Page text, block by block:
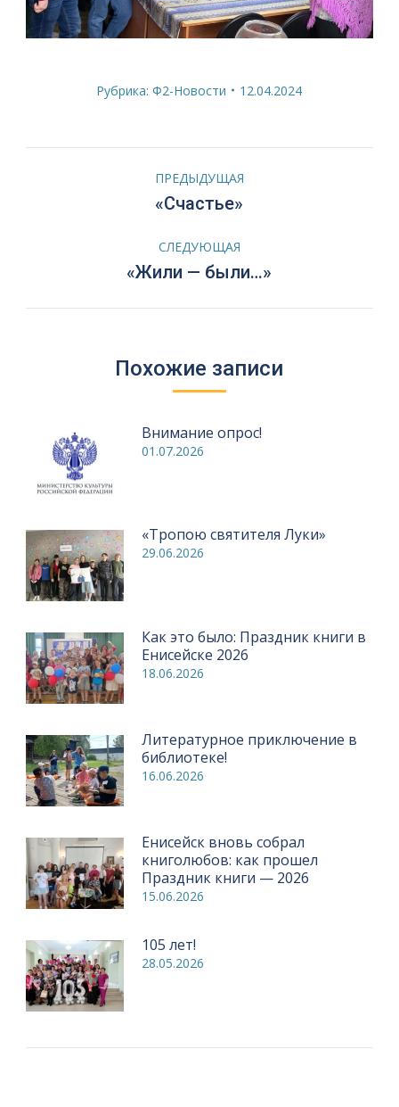
Рубрика:Ф2-Новости 12.04.2024
НавигацияПРЕДЫДУЩАЯ
Предыдущая
«Счастье»
СЛЕДУЮЩАЯ
Следующая
«Жили — были…»
Похожие записи
Внимание опрос!
01.07.2026
«Тропою святителя Луки»
29.06.2026
Как это было: Праздник книги в
Енисейске 2026
18.06.2026
Литературное приключение в
библиотеке!
16.06.2026
Енисейск вновь собрал
книголюбов: как прошел
Праздник книги — 2026
15.06.2026
105 лет!
28.05.2026